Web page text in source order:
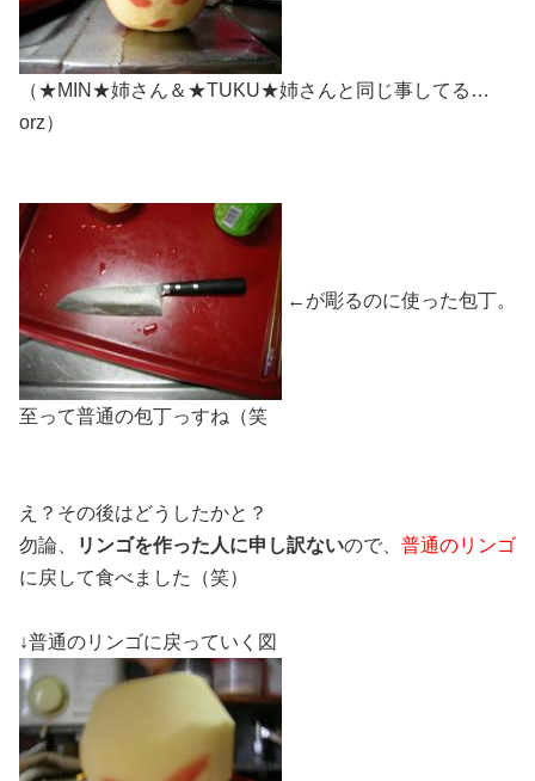
（★MIN★姉さん＆★TUKU★姉さんと同じ事してる…
orz）
←が彫るのに使った包丁。
至って普通の包丁っすね（笑
え？その後はどうしたかと？
勿論、
リンゴを作った人に申し訳ないので、 普通のリンゴ
に戻して食べました（笑）
↓普通のリンゴに戻っていく図